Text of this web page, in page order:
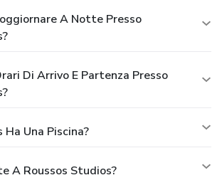
A Notte Presso
Di Arrivo E Partenza Presso
Una Piscina?
A Roussos Studios?